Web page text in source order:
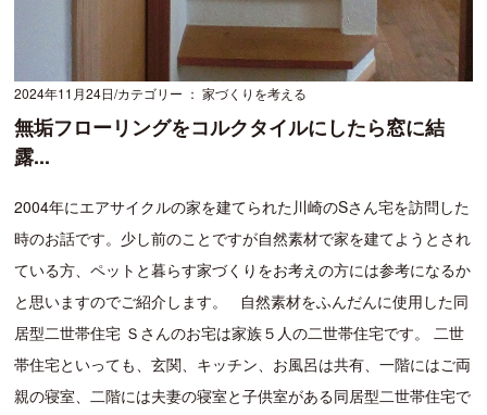
2024年11月24日カテゴリー ： 家づくりを考える
無垢フローリングをコルクタイルにしたら窓に結
露...
2004年にエアサイクルの家を建てられた川崎のSさん宅を訪問した
時のお話です。少し前のことですが自然素材で家を建てようとされ
ている方、ペットと暮らす家づくりをお考えの方には参考になるか
と思いますのでご紹介します。 自然素材をふんだんに使用した同
居型二世帯住宅 Ｓさんのお宅は家族５人の二世帯住宅です。 二世
帯住宅といっても、玄関、キッチン、お風呂は共有、一階にはご両
親の寝室、二階には夫妻の寝室と子供室がある同居型二世帯住宅で